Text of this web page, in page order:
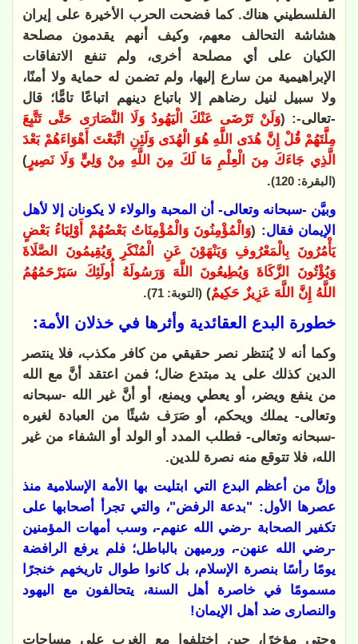
الفلسطيني هناك. كما فضحت الحرب الأخيرة على إيران
هشاشة التحالف معهم، وكيف أنهم يقدمون مصلحة
الكيان على أي مصلحة أخرى، ولم تنفع الاتفاقات
الإبراهيمية من سارع إليها، ولم تضمن له حماية ولا أمنًا،
ولا سبيل لنيل رضاهم إلا باتباع دينهم اتباعًا تامًّا؛ قال
-تعالى-: (وَلَنْ تَرْضَى عَنْكَ الْيَهُودُ وَلَا النَّصَارَى حَتَّى تَتَّبِعَ
مِلَّتَهُمْ قُلْ إِنَّ هُدَى اللَّهِ هُوَ الْهُدَى وَلَئِنِ اتَّبَعْتَ أَهْوَاءَهُمْ بَعْدَ
الَّذِي جَاءَكَ مِنَ الْعِلْمِ مَا لَكَ مِنَ اللَّهِ مِنْ وَلِيٍّ وَلَا نَصِيرٍ )
(البقرة: 120)
.
وبيَّن -سبحانه وتعالى- أن المحبة والولاء لا يكونان إلا لأهل
الإيمان فقال: (وَالْمُؤْمِنُونَ وَالْمُؤْمِنَاتُ بَعْضُهُمْ أَوْلِيَاءُ بَعْضٍ
يَأْمُرُونَ بِالْمَعْرُوفِ وَيَنْهَوْنَ عَنِ الْمُنْكَرِ وَيُقِيمُونَ الصَّلَاةَ
وَيُؤْتُونَ الزَّكَاةَ وَيُطِيعُونَ اللَّهَ وَرَسُولَهُ أُولَئِكَ سَيَرْحَمُهُمُ
اللَّهُ إِنَّ اللَّهَ عَزِيزٌ حَكِيمٌ) (التوبة: 71) .
خطورة البدع العقائدية وأثرها في خذلان الأمة:
وكما أنه لا يُنتظر نصر حقيقي من كافر مكذب، فلا ينتصر
الدين كذلك على يد مبتدع ضال؛ فمن اعتقد أنَّ مع الله
من ينفع ويضر، أو يعطي ويمنع، أو أنَّ غير الله -سبحانه
وتعالى- يملك ويحكم، أو صَرَف شيئًا من العبادة لغيره
-سبحانه وتعالى- فطلب المدد أو الولد أو الشفاء من غير
الله، فلا تتوقع منه نصرة للدين.
وإنَّ من أعظم البدع التي ابتليت بها الأمة الإسلامية منذ
عصرها الأول: "بدعة الرفض"، والتي تجرأ أصحابها على
تكفير الصحابة -رضي الله عنهم-، وسب أمهات المؤمنين
-رضي الله عنهن-، ورميهن بالباطل؛ فلم يرفع الرافضة
يومًا رأسًا بنصرة الإسلام، بل كانوا طوال تاريخهم خنجرًا
مسمومًا في خاصرة أهل السنة، يتحالفون مع اليهود
والنصارى ضد أهل الإيمان!
وحتى مؤخرًا، حين اختلفوا مع الغرب على مساحات